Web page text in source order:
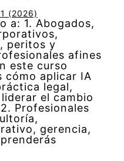
(2026)
a: 1. Abogados,
peritos y
afines
este curso
cómo aplicar IA
legal,
el cambio
Profesionales
gerencia,